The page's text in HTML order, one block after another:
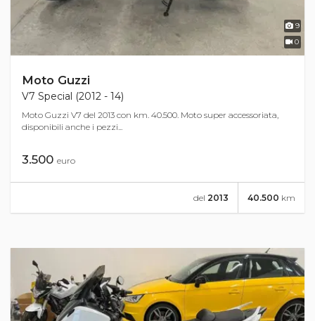
9
0
Moto Guzzi
V7 Special (2012 - 14)
Moto Guzzi V7 del 2013 con km. 40.500. Moto super accessoriata,
disponibili anche i pezzi...
3.500 euro
40.500 km
del 2013